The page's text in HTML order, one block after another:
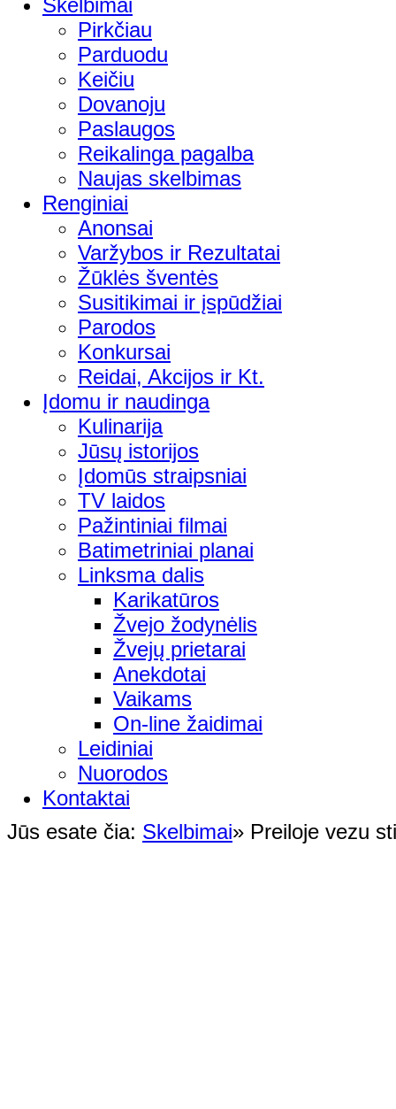
Pirkčiau
Parduodu
Keičiu
Dovanoju
Paslaugos
Reikalinga pagalba
Naujas skelbimas
Renginiai
Anonsai
Varžybos ir Rezultatai
Žūklės šventės
Susitikimai ir įspūdžiai
Parodos
Konkursai
Reidai, Akcijos ir Kt.
Įdomu ir naudinga
Kulinarija
Jūsų istorijos
Įdomūs straipsniai
TV laidos
Pažintiniai filmai
Batimetriniai planai
Linksma dalis
Karikatūros
Žvejo žodynėlis
Žvejų prietarai
Anekdotai
Vaikams
On-line žaidimai
Leidiniai
Nuorodos
Kontaktai
Jūs esate čia: Skelbimai» Preiloje vezu